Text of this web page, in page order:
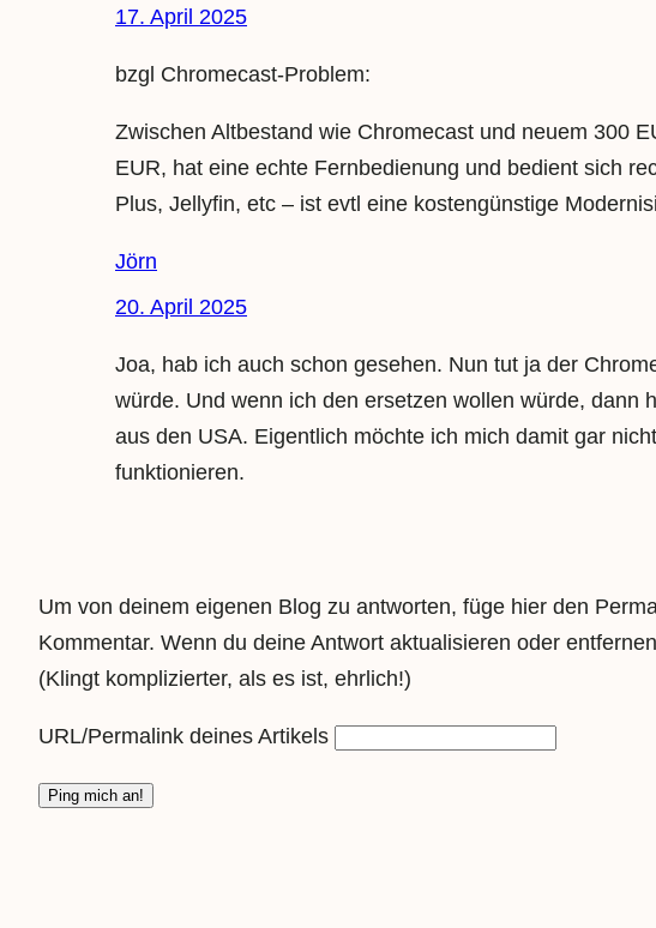
17. April 2025
bzgl Chromecast-Problem:
Zwischen Altbestand wie Chromecast und neuem 300
EUR, hat eine echte Fernbedienung und bedient sich
Plus, Jellyfin, etc – ist evtl eine kostengünstige
Jörn
20. April 2025
Joa, hab ich auch schon gesehen. Nun tut ja der
würde. Und wenn ich den ersetzen wollen würde,
aus den USA. Eigentlich möchte ich mich damit gar
funktionieren.
Um von deinem eigenen Blog zu antworten, füge hier den
Kommentar. Wenn du deine Antwort aktualisieren oder
(Klingt komplizierter, als es ist, ehrlich!)
URL/Permalink deines Artikels